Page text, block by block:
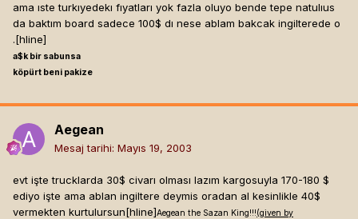
ama ıste turkıyedekı fıyatları yok fazla oluyo bende tepe natulıus
da baktım board sadece 100$ dı nese ablam bakcak ingilterede o
.[hline]
a$k bir sabunsa
köpürt beni pakize
Aegean
Mesaj tarihi: Mayıs 19, 2003
evt işte trucklarda 30$ civarı olması lazım kargosuyla 170-180 $
ediyo işte ama ablan ingiltere deymis oradan al kesinlikle 40$
vermekten kurtulursun[hline]Aegean the Sazan King!!!(given by